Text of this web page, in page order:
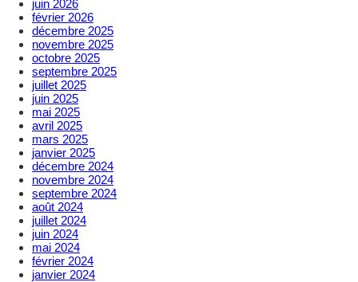
juin 2026
février 2026
décembre 2025
novembre 2025
octobre 2025
septembre 2025
juillet 2025
juin 2025
mai 2025
avril 2025
mars 2025
janvier 2025
décembre 2024
novembre 2024
septembre 2024
août 2024
juillet 2024
juin 2024
mai 2024
février 2024
janvier 2024